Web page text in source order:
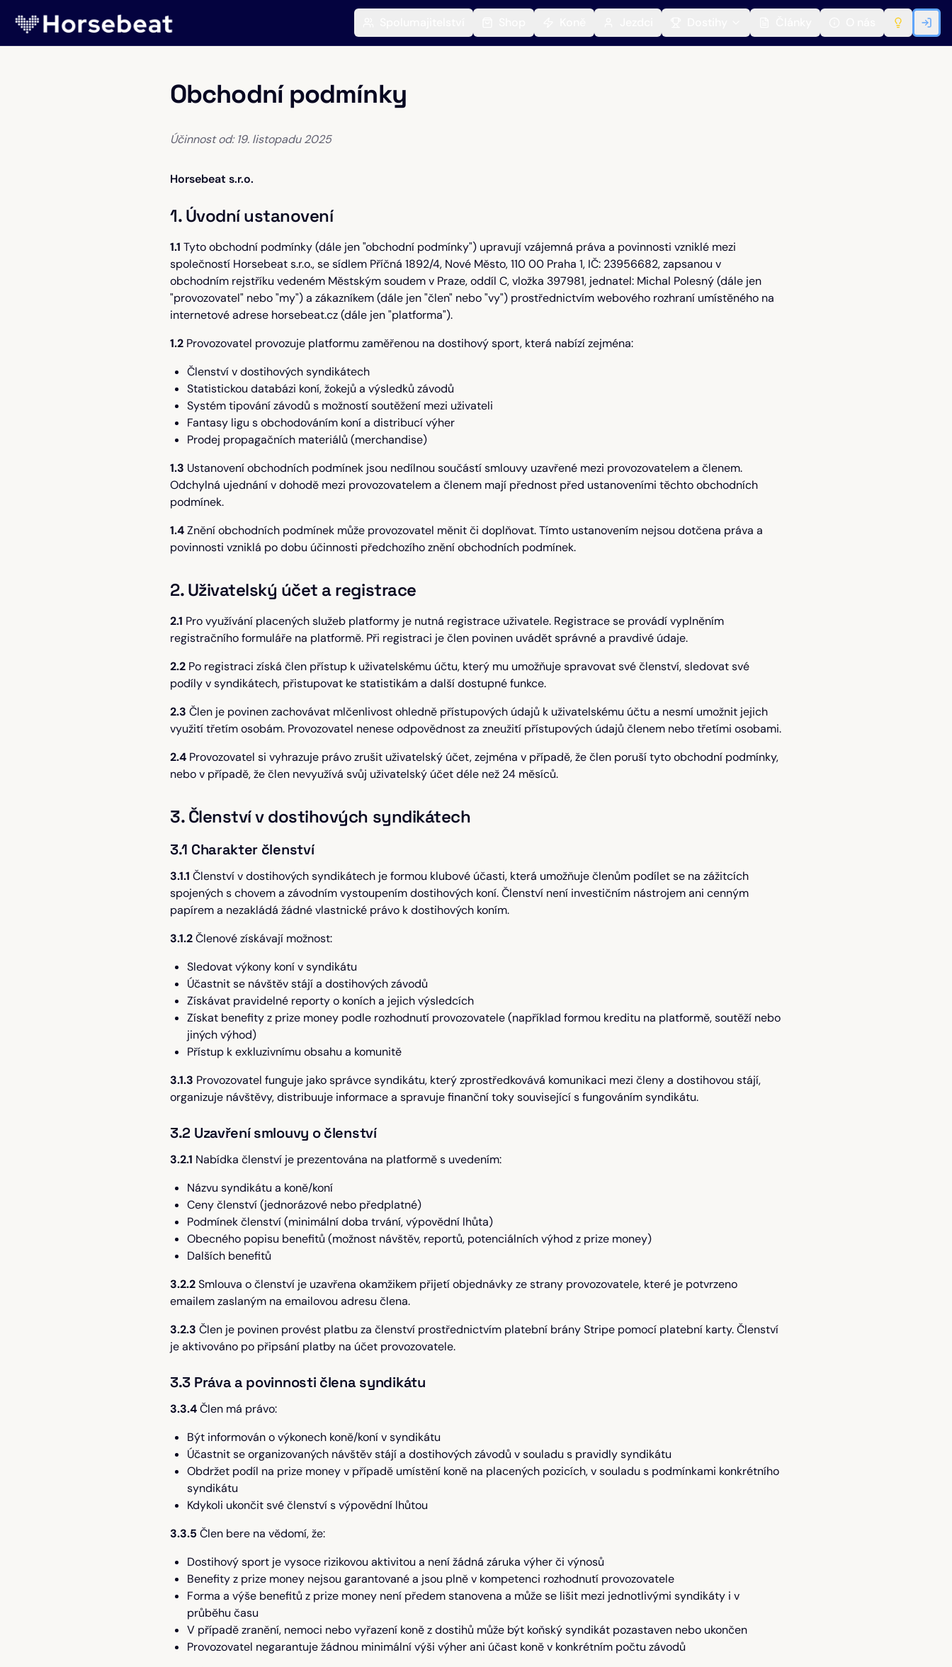
Obchodní podmínky
Účinnost od: 19. listopadu 2025
Horsebeat s.r.o.
1. Úvodní ustanovení
1.1 Tyto obchodní podmínky (dále jen "obchodní podmínky") upravují vzájemná práva a povinnosti vzniklé mezi
společností Horsebeat s.r.o., se sídlem Příčná 1892/4, Nové Město, 110 00 Praha 1, IČ: 23956682, zapsanou v
obchodním rejstříku vedeném Městským soudem v Praze, oddíl C, vložka 397981, jednatel: Michal Polesný (dále jen
"provozovatel" nebo "my") a zákazníkem (dále jen "člen" nebo "vy") prostřednictvím webového rozhraní umístěného na
internetové adrese horsebeat.cz (dále jen "platforma").
1.2 Provozovatel provozuje platformu zaměřenou na dostihový sport, která nabízí zejména:
Členství v dostihových syndikátech
Statistickou databázi koní, žokejů a výsledků závodů
Systém tipování závodů s možností soutěžení mezi uživateli
Fantasy ligu s obchodováním koní a distribucí výher
Prodej propagačních materiálů (merchandise)
1.3 Ustanovení obchodních podmínek jsou nedílnou součástí smlouvy uzavřené mezi provozovatelem a členem.
Odchylná ujednání v dohodě mezi provozovatelem a členem mají přednost před ustanoveními těchto obchodních
podmínek.
1.4Znění obchodních podmínek může provozovatel měnit či doplňovat. Tímto ustanovením nejsou dotčena práva a
povinnosti vzniklá po dobu účinnosti předchozího znění obchodních podmínek.
2. Uživatelský účet a registrace
2.1 Pro využívání placených služeb platformy je nutná registrace uživatele. Registrace se provádí vyplněním
registračního formuláře na platformě. Při registraci je člen povinen uvádět správné a pravdivé údaje.
2.2 Po registraci získá člen přístup k uživatelskému účtu, který mu umožňuje spravovat své členství, sledovat své
podíly v syndikátech, přistupovat ke statistikám a další dostupné funkce.
2.3 Člen je povinen zachovávat mlčenlivost ohledně přístupových údajů k uživatelskému účtu a nesmí umožnit jejich
využití třetím osobám. Provozovatel nenese odpovědnost za zneužití přístupových údajů členem nebo třetími osobami.
2.4 Provozovatel si vyhrazuje právo zrušit uživatelský účet, zejména v případě, že člen poruší tyto obchodní podmínky,
nebo v případě, že člen nevyužívá svůj uživatelský účet déle než 24 měsíců.
3. Členství v dostihových syndikátech
3.1 Charakter členství
3.1.1 Členství v dostihových syndikátech je formou klubové účasti, která umožňuje členům podílet se na zážitcích
spojených s chovem a závodním vystoupením dostihových koní. Členství není investičním nástrojem ani cenným
papírem a nezakládá žádné vlastnické právo k dostihových koním.
3.1.2Členové získávají možnost:
Sledovat výkony koní v syndikátu
Účastnit se návštěv stájí a dostihových závodů
Získávat pravidelné reporty o koních a jejich výsledcích
Získat benefity z prize money podle rozhodnutí provozovatele (například formou kreditu na platformě, soutěží nebo
jiných výhod)
Přístup k exkluzivnímu obsahu a komunitě
3.1.3 Provozovatel funguje jako správce syndikátu, který zprostředkovává komunikaci mezi členy a dostihovou stájí,
organizuje návštěvy, distribuuje informace a spravuje finanční toky související s fungováním syndikátu.
3.2 Uzavření smlouvy o členství
3.2.1 Nabídka členství je prezentována na platformě s uvedením:
Názvu syndikátu a koně/koní
Ceny členství (jednorázové nebo předplatné)
Podmínek členství (minimální doba trvání, výpovědní lhůta)
Obecného popisu benefitů (možnost návštěv, reportů, potenciálních výhod z prize money)
Dalších benefitů
3.2.2Smlouva o členství je uzavřena okamžikem přijetí objednávky ze strany provozovatele, které je potvrzeno
emailem zaslaným na emailovou adresu člena.
3.2.3 Člen je povinen provést platbu za členství prostřednictvím platební brány Stripe pomocí platební karty. Členství
je aktivováno po připsání platby na účet provozovatele.
3.3 Práva a povinnosti člena syndikátu
3.3.4Člen má právo:
Být informován o výkonech koně/koní v syndikátu
Účastnit se organizovaných návštěv stájí a dostihových závodů v souladu s pravidly syndikátu
Obdržet podíl na prize money v případě umístění koně na placených pozicích, v souladu s podmínkami konkrétního
syndikátu
Kdykoli ukončit své členství s výpovědní lhůtou
3.3.5 Člen bere na vědomí, že:
Dostihový sport je vysoce rizikovou aktivitou a není žádná záruka výher či výnosů
Benefity z prize money nejsou garantované a jsou plně v kompetenci rozhodnutí provozovatele
Forma a výše benefitů z prize money není předem stanovena a může se lišit mezi jednotlivými syndikáty i v
průběhu času
V případě zranění, nemoci nebo vyřazení koně z dostihů může být koňský syndikát pozastaven nebo ukončen
Provozovatel negarantuje žádnou minimální výši výher ani účast koně v konkrétním počtu závodů